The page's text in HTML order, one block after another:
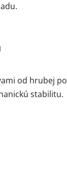
od hrubej po
stabilitu.